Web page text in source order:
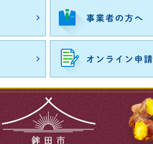
我が家のアイドル
事業者の方へ
オンライン申請